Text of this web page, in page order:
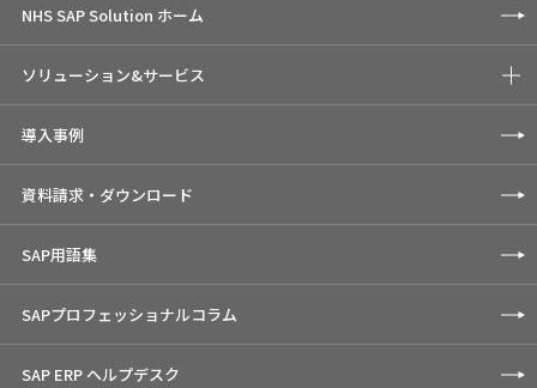
NHS SAP Solution ホーム
ソリューション&サービス
導入事例
資料請求・ダウンロード
SAP用語集
SAPプロフェッショナルコラム
SAP ERP ヘルプデスク